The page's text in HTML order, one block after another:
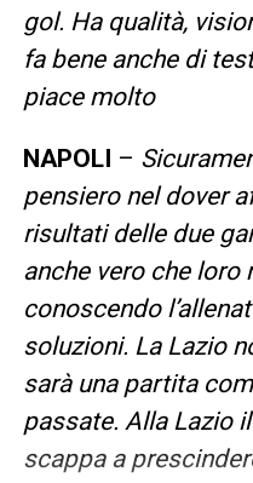
gol. Ha qualità,
fa bene anche di
piace molto
NAPOLI –
pensiero nel dover
risultati delle due
anche vero che loro
conoscendo
soluzioni. La Lazio
sarà una partita
passate. Alla Lazio
scappa a